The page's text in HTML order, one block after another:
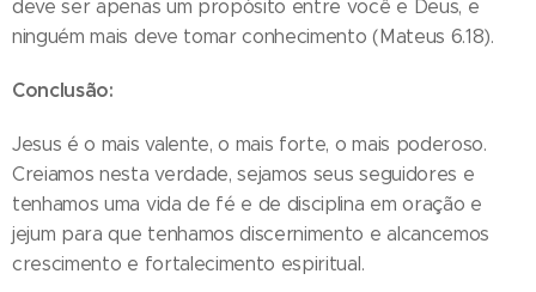
deve ser apenas um propósito entre você e Deus, e
ninguém mais deve tomar conhecimento (Mateus 6.18).
Conclusão:
Jesus é o mais valente, o mais forte, o mais poderoso.
Creiamos nesta verdade, sejamos seus seguidores e
tenhamos uma vida de fé e de disciplina em oração e
jejum para que tenhamos discernimento e alcancemos
crescimento e fortalecimento espiritual.